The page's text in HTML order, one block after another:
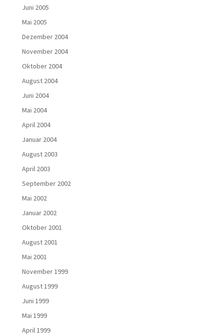
Juni 2005
Mai 2005
Dezember 2004
November 2004
Oktober 2004
August 2004
Juni 2004
Mai 2004
April 2004
Januar 2004
August 2003
April 2003
September 2002
Mai 2002
Januar 2002
Oktober 2001
August 2001
Mai 2001
November 1999
August 1999
Juni 1999
Mai 1999
April 1999